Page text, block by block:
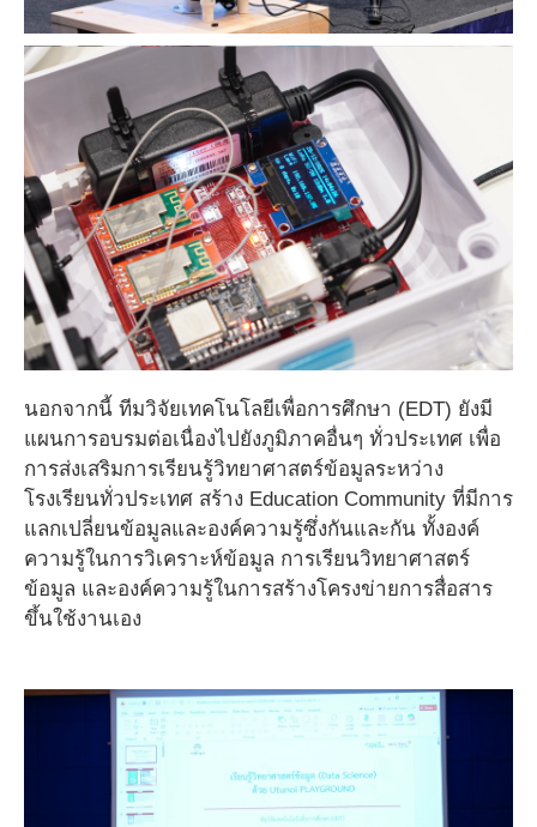
นอกจากนี้ ทีมวิจัยเทคโนโลยีเพื่อการศึกษา (EDT) ยังมี
แผนการอบรมต่อเนื่องไปยังภูมิภาคอื่นๆ ทั่วประเทศ เพื่อ
การส่งเสริมการเรียนรู้วิทยาศาสตร์ข้อมูลระหว่าง
โรงเรียนทั่วประเทศ สร้าง Education Community ที่มีการ
แลกเปลี่ยนข้อมูลและองค์ความรู้ซึ่งกันและกัน ทั้งองค์
ความรู้ในการวิเคราะห์ข้อมูล การเรียนวิทยาศาสตร์
ข้อมูล และองค์ความรู้ในการสร้างโครงข่ายการสื่อสาร
ขึ้นใช้งานเอง